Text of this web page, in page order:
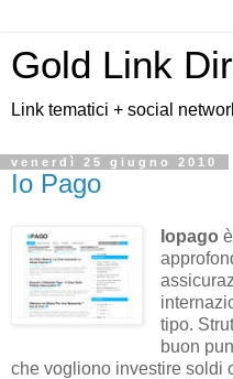
Gold Link
Link tematici + social
venerdì 25 giugno 2010
Io Pago
Iopago
tipo.
buon
che vogliono investire soldi